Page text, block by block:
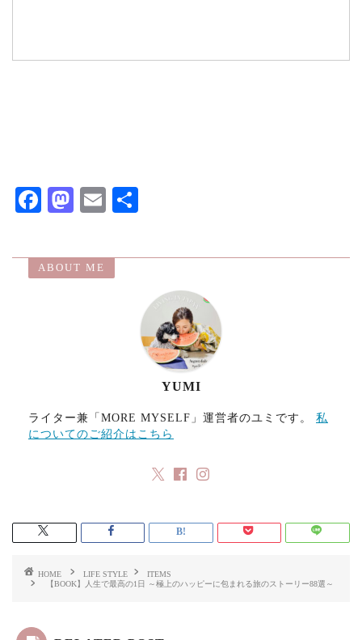
F
eb
o
M
to
d
E
ai
l
ABOUT ME
YUMI
ライター兼「MORE MYSELF」運営者のユミです。 私
についてのご紹介はこちら
HOME LIFE STYLE
ITEMS
【BOOK】人生で最高の1日 ～極上のハッピーに包まれる旅のストーリー88選～